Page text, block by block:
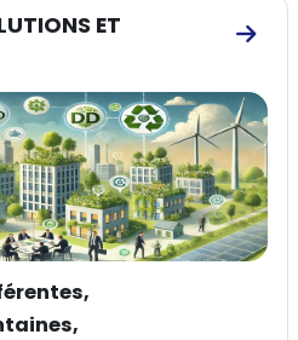
ET
Aller